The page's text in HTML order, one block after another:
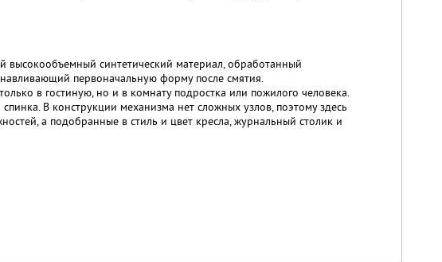
синтетический материал, обработанный
первоначальную форму после смятия.
в гостиную, но и в комнату подростка или пожилого человека.
В конструкции механизма нет сложных узлов, поэтому здесь
а подобранные в стиль и цвет кресла, журнальный столик и